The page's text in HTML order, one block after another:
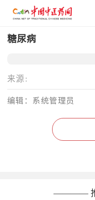
糖尿病
来源:
编辑：系统管理员
————